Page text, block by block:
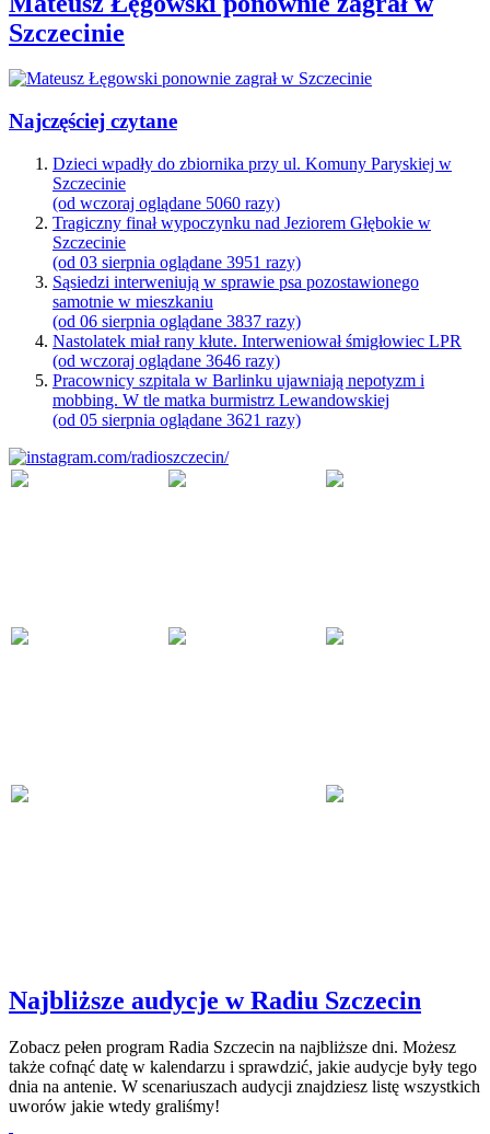
Szczecinie
Najczęściej czytane
Dzieci wpadły do zbiornika przy ul. Komuny Paryskiej w
Szczecinie
(od wczoraj oglądane 5060 razy)
Tragiczny finał wypoczynku nad Jeziorem Głębokie w
Szczecinie
(od 03 sierpnia oglądane 3951 razy)
Sąsiedzi interweniują w sprawie psa pozostawionego
samotnie w mieszkaniu
(od 06 sierpnia oglądane 3837 razy)
Nastolatek miał rany kłute. Interweniował śmigłowiec LPR
(od wczoraj oglądane 3646 razy)
Pracownicy szpitala w Barlinku ujawniają nepotyzm i
mobbing. W tle matka burmistrz Lewandowskiej
(od 05 sierpnia oglądane 3621 razy)
Najbliższe audycje w Radiu Szczecin
Zobacz pełen program Radia Szczecin na najbliższe dni. Możesz
także cofnąć datę w kalendarzu i sprawdzić, jakie audycje były tego
dnia na antenie. W scenariuszach audycji znajdziesz listę wszystkich
uworów jakie wtedy graliśmy!